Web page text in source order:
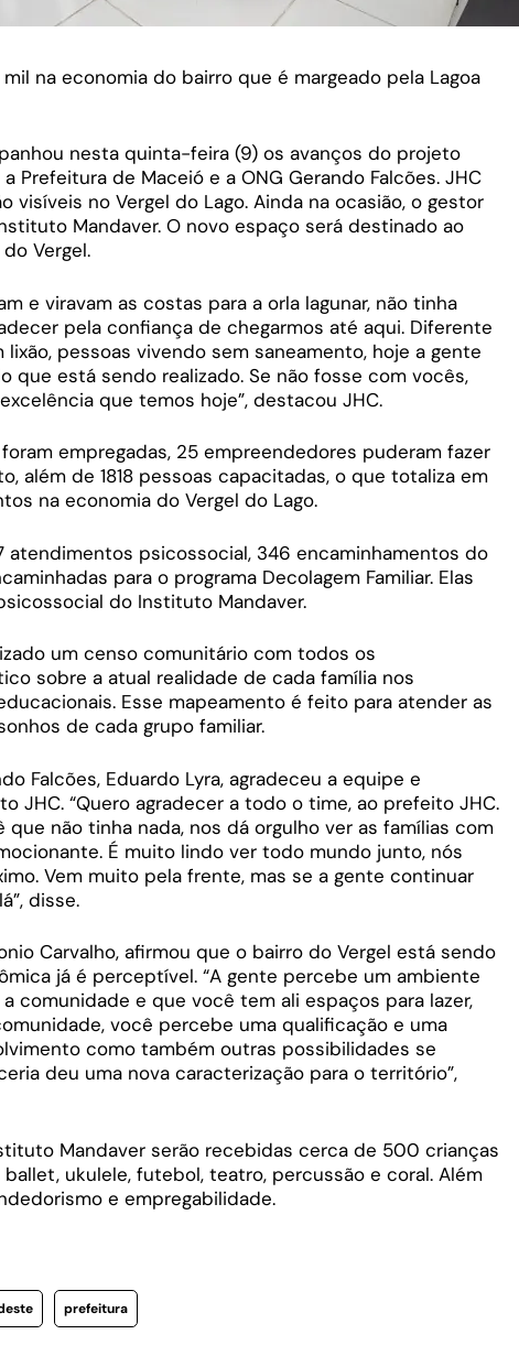
na economia do bairro que é margeado pela Lagoa
nesta quinta-feira (9) os avanços do projeto
Prefeitura de Maceió e a ONG Gerando Falcões. JHC
visíveis no Vergel do Lago. Ainda na ocasião, o gestor
Mandaver. O novo espaço será destinado ao
Vergel.
e viravam as costas para a orla lagunar, não tinha
pela confiança de chegarmos até aqui. Diferente
pessoas vivendo sem saneamento, hoje a gente
que está sendo realizado. Se não fosse com vocês,
que temos hoje”, destacou JHC.
empregadas, 25 empreendedores puderam fazer
além de 1818 pessoas capacitadas, o que totaliza em
na economia do Vergel do Lago.
atendimentos psicossocial, 346 encaminhamentos do
para o programa Decolagem Familiar. Elas
do Instituto Mandaver.
um censo comunitário com todos os
sobre a atual realidade de cada família nos
Esse mapeamento é feito para atender as
de cada grupo familiar.
Falcões, Eduardo Lyra, agradeceu a equipe e
JHC. “Quero agradecer a todo o time, ao prefeito JHC.
não tinha nada, nos dá orgulho ver as famílias com
É muito lindo ver todo mundo junto, nós
Vem muito pela frente, mas se a gente continuar
disse.
Carvalho, afirmou que o bairro do Vergel está sendo
já é perceptível. “A gente percebe um ambiente
comunidade e que você tem ali espaços para lazer,
você percebe uma qualificação e uma
como também outras possibilidades se
deu uma nova caracterização para o território”,
Mandaver serão recebidas cerca de 500 crianças
ukulele, futebol, teatro, percussão e coral. Além
e empregabilidade.
prefeitura